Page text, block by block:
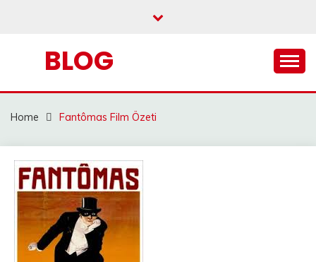
BLOG
Home Fantômas Film Özeti